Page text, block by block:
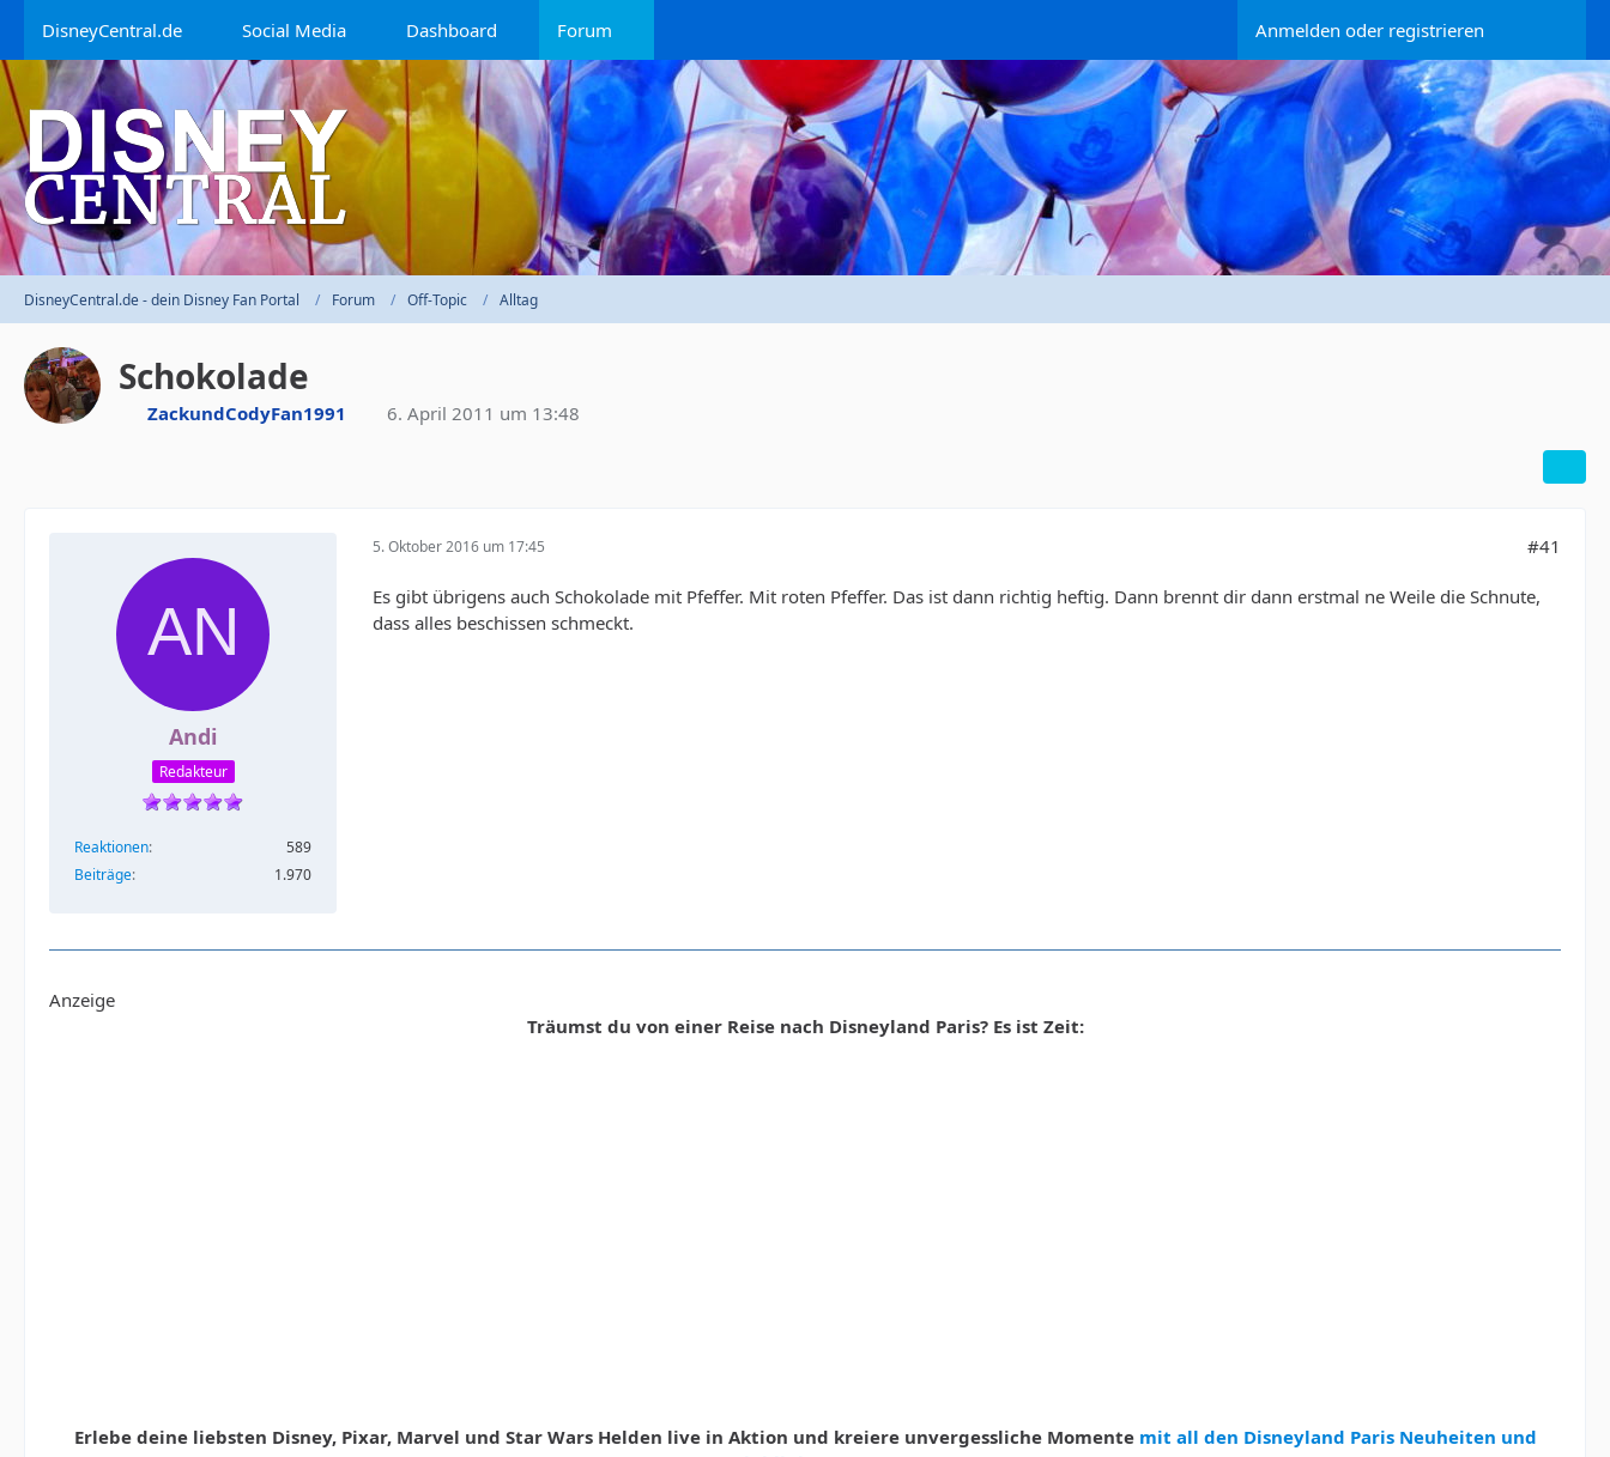
DisneyCentral.de Social Media Dashboard Forum Anmelden oder registrieren
DisneyCentral.de - dein Disney Fan Portal Forum Off-Topic Alltag
Schokolade
ZackundCodyFan1991 6. April 2011 um 13:48
Andi
Redakteur
Reaktionen
589
Beiträge
1.970
5. Oktober 2016 um 17:45 #41
Es gibt übrigens auch Schokolade mit Pfeffer. Mit roten Pfeffer. Das ist dann richtig heftig. Dann brennt dir dann erstmal ne Weile die Schnute,
dass alles beschissen schmeckt.
Anzeige
Träumst du von einer Reise nach Disneyland Paris? Es ist Zeit:
Erlebe deine liebsten Disney, Pixar, Marvel und Star Wars Helden live in Aktion und kreiere unvergessliche Momente mit all den Disneyland Paris Neuheiten und